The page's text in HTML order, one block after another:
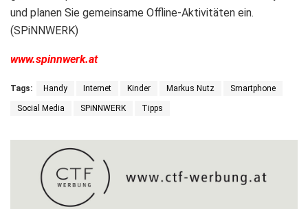
und planen Sie gemeinsame Offline-Aktivitäten ein.
(SPiNNWERK)
www.spinnwerk.at
Tags: Handy Internet Kinder Markus Nutz Smartphone
Social Media SPiNNWERK Tipps